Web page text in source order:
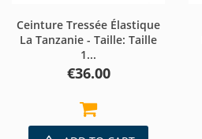
Ceinture Tressée Élastique
La Tanzanie - Taille: Taille
1...
Price
€36.00